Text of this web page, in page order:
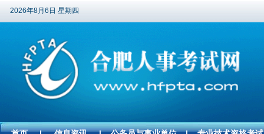
2026年8月6日 星期四